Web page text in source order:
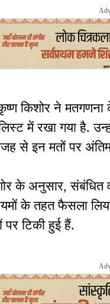
किशोर ने
में रखा गया है.
से इन मतों पर अंतिम
के अनुसार, संबंधित
नियमों के तहत फैसला
पर टिकी हुई हैं.